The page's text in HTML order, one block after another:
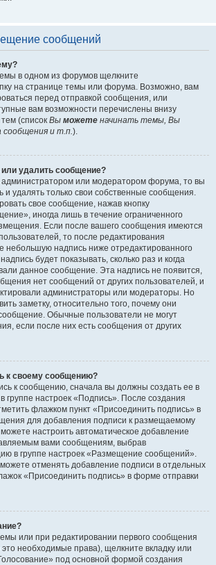
сообщений
в одном из форумов щелкните
на странице темы или форума. Возможно, вам
перед отправкой сообщения, или
вам возможности перечислены внизу
(список Вы можете начинать темы, Вы
сообщения и т.п.).
или удалить сообщение?
администратором или модератором форума, то вы
и удалять только свои собственные сообщения.
свое сообщение, нажав кнопку
иногда лишь в течение ограниченного
Если после вашего сообщения имеются
то после редактирования
небольшую надпись ниже отредактированного
будет показывать, сколько раз и когда
данное сообщение. Эта надпись не появится,
нет сообщений от других пользователей, и
администраторы или модераторы. Но
заметку, относительно того, почему они
Обычные пользователи не могут
если после них есть сообщения от других
к своему сообщению?
к сообщению, сначала вы должны создать ее в
группе настроек «Подпись». После создания
флажком пункт «Присоединить подпись» в
для добавления подписи к размещаемому
настроить автоматическое добавление
вами сообщениям, выбрав
в группе настроек «Размещение сообщений».
отменять добавление подписи в отдельных
«Присоединить подпись» в форме отправки
или при редактировании первого сообщения
необходимые права), щелкните вкладку или
под основной формой создания